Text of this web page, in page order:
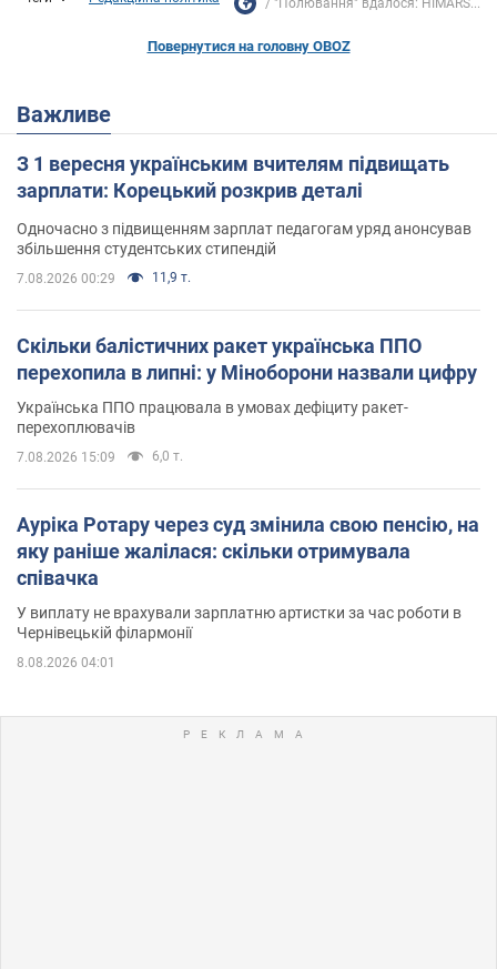
"Полювання" вдалося: HIMARS...
Повернутися на головну OBOZ
Важливе
З 1 вересня українським вчителям підвищать
зарплати: Корецький розкрив деталі
Одночасно з підвищенням зарплат педагогам уряд анонсував
збільшення студентських стипендій
7.08.2026 00:29 11,9 т.
Скільки балістичних ракет українська ППО
перехопила в липні: у Міноборони назвали цифру
Українська ППО працювала в умовах дефіциту ракет-
перехоплювачів
7.08.2026 15:09 6,0 т.
Ауріка Ротару через суд змінила свою пенсію, на
яку раніше жалілася: скільки отримувала
співачка
У виплату не врахували зарплатню артистки за час роботи в
Чернівецькій філармонії
8.08.2026 04:01